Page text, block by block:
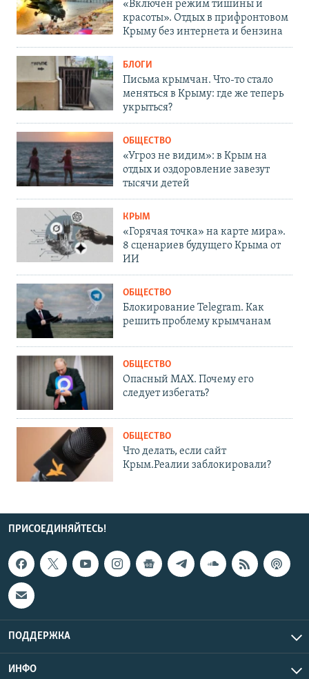
«Включен режим тишины и
красоты». Отдых в прифронтовом
Крыму без интернета и бензина
БЛОГИ
Письма крымчан. Что-то стало
меняться в Крыму: где же теперь
укрыться?
ОБЩЕСТВО
«Угроз не видим»: в Крым на
отдых и оздоровление завезут
тысячи детей
КРЫМ
«Горячая точка» на карте мира».
8 сценариев будущего Крыма от
ИИ
ОБЩЕСТВО
Блокирование Telegram. Как
решить проблему крымчанам
ОБЩЕСТВО
Опасный MAX. Почему его
следует избегать?
ОБЩЕСТВО
Что делать, если сайт
Крым.Реалии заблокировали?
ПРИСОЕДИНЯЙТЕСЬ!
ПОДДЕРЖКА
ИНФО